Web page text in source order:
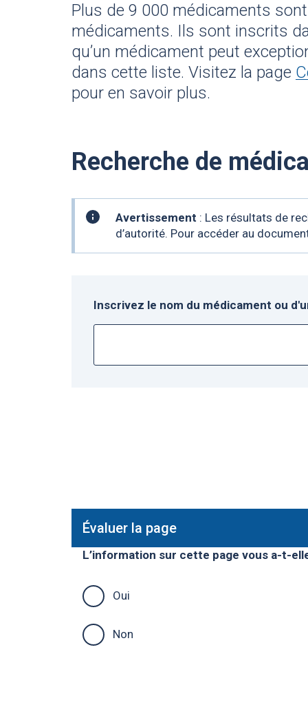
Plus de 9 000 médicaments
médicaments. Ils sont inscrits
qu’un médicament peut
dans cette liste. Visitez la page
pour en savoir plus.
Recherche de
Information
pratique
Avertissement : Les résultats de
d’autorité. Pour accéder au
Inscrivez le nom du médicament ou
Évaluer la page
L’information sur cette page vous a-t-
Oui
Non